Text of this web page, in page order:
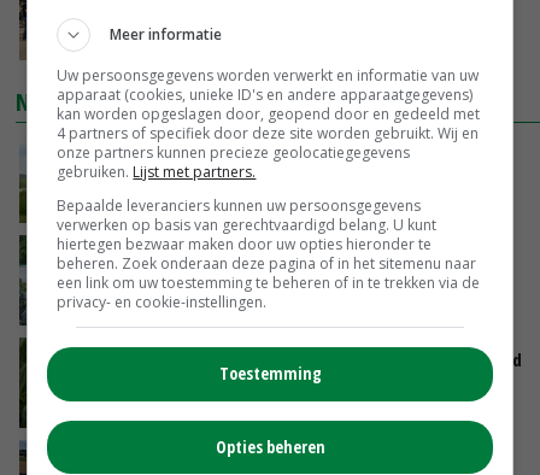
VANDAAG, 07:00
NIEUWSTE VIDEO'S
POAH!: John Deere 7730
VANDAAG, 10:00
Oekraïne-vlogger Kees Huizinga: ‘Bezoek van
de ambassade mag zelf groente plukken’
GISTEREN, 12:00
Limburgse mais van Frijns doet het verrassend
Droogte veroorzaakt steeds meer problemen:
Meer informatie
Uw persoonsgegevens worden verwerkt en informatie van uw
apparaat (cookies, unieke ID's en andere apparaatgegevens)
kan worden opgeslagen door, geopend door en gedeeld met
4 partners of specifiek door deze site worden gebruikt. Wij en
onze partners kunnen precieze geolocatiegegevens
gebruiken. Lijst met partners.
Bepaalde leveranciers kunnen uw persoonsgegevens
verwerken op basis van gerechtvaardigd belang. U kunt
hiertegen bezwaar maken door uw opties hieronder te
beheren. Zoek onderaan deze pagina of in het sitemenu naar
een link om uw toestemming te beheren of in te trekken via de
privacy- en cookie-instellingen.
Toestemming
Opties beheren